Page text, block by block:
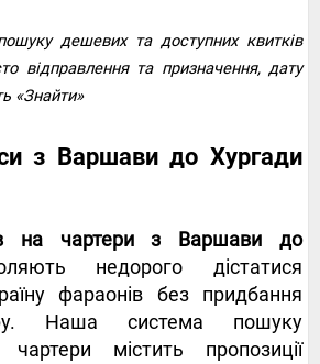
дешевих та доступних квитків
відправлення та призначення, дату
«Знайти»
з Варшави до Хургади
на чартери з Варшави до
недорого дістатися
фараонів без придбання
Наша система пошуку
чартери містить пропозиції